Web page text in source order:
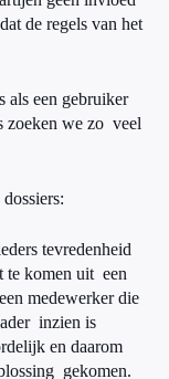
de regels van het
als een gebruiker
zoeken we zo veel
tevredenheid
te komen uit een
medewerker die
inzien is
en daarom
gekomen.